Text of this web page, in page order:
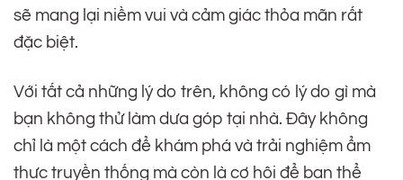
sẽ mang lại niềm vui và cảm giác thỏa mãn rất
đặc biệt.
Với tất cả những lý do trên, không có lý do gì mà
bạn không thử làm dưa góp tại nhà. Đây không
chỉ là một cách để khám phá và trải nghiệm ẩm
thực truyền thống mà còn là cơ hội để bạn thể